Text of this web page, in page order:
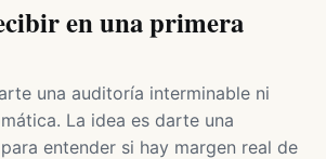
en una primera
una auditoría interminable ni
La idea es darte una
entender si hay margen real de